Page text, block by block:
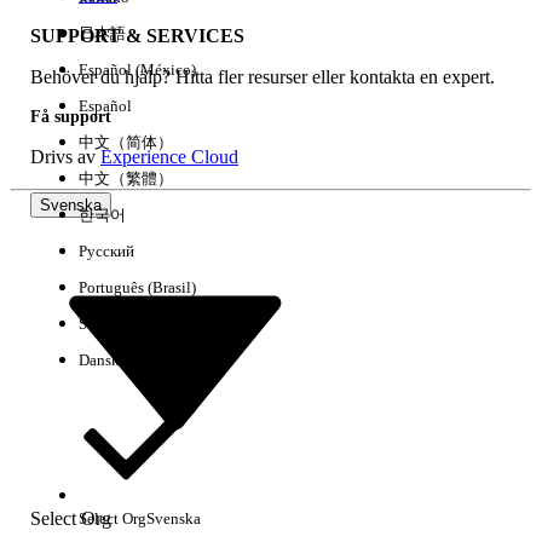
Rensa alla Klart
Här är några söktips
Kontrollera stavningen av dina nyckelord.
SUPPORT & SERVICES
Behöver du hjälp? Hitta fler resurser eller kontakta en expert.
Få support
Drivs avExperience Cloud
Svenska
Select Org
日本語
Español (México)
Español
中文（简体）
中文（繁體）
한국어
Русский
Português (Brasil)
Suomi
Dansk
Select OrgSvenska